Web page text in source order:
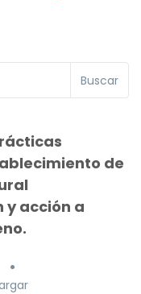
Buscar
de
y acción a